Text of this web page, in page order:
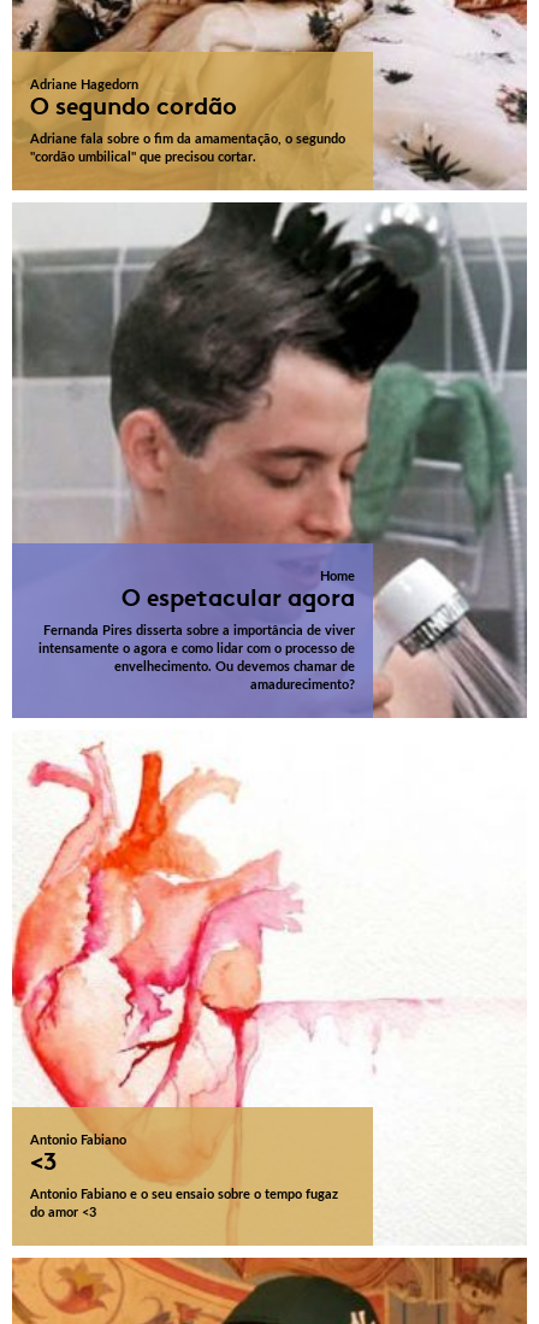
Adriane Hagedorn
O segundo cordão
Adriane fala sobre o fim da amamentação, o segundo
"cordão umbilical" que precisou cortar.
Home
O espetacular agora
Fernanda Pires disserta sobre a importância de viver
intensamente o agora e como lidar com o processo de
envelhecimento. Ou devemos chamar de
amadurecimento?
Antonio Fabiano
<3
Antonio Fabiano e o seu ensaio sobre o tempo fugaz
do amor <3